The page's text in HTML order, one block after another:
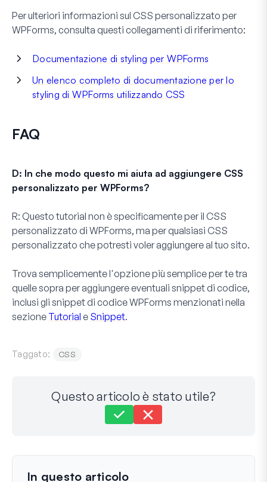
Per ulteriori informazioni sul CSS personalizzato per
WPForms, consulta questi collegamenti di riferimento:
Documentazione di styling per WPForms
Un elenco completo di documentazione per lo
styling di WPForms utilizzando CSS
FAQ
D: In che modo questo mi aiuta ad aggiungere CSS
personalizzato per WPForms?
R: Questo tutorial non è specificamente per il CSS
personalizzato di WPForms, ma perqualsiasi CSS
personalizzato che potresti voler aggiungere al tuo sito.
Trova semplicemente l'opzione più semplice per te tra
quelle sopra per aggiungere eventuali snippet di codice,
inclusi gli snippet di codice WPForms menzionati nella
sezione Tutorial e Snippet.
Taggato: CSS
Questo articolo è stato utile?
Ultimo aggiornamento il 28 lug 2026
In questo articolo